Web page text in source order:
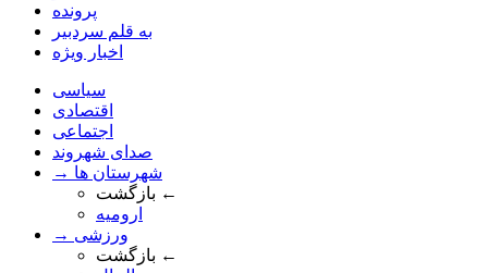
پرونده
به قلم سردبیر
اخبار ویژه
سیاسی
اقتصادی
اجتماعی
صدای شهروند
→ شهرستان ها
بازگشت ←
ارومیه
→ ورزشی
بازگشت ←